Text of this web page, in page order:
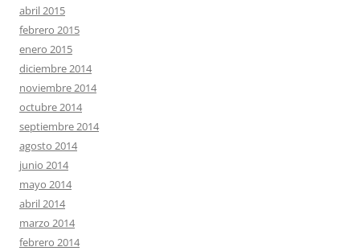
abril 2015
febrero 2015
enero 2015
diciembre 2014
noviembre 2014
octubre 2014
septiembre 2014
agosto 2014
junio 2014
mayo 2014
abril 2014
marzo 2014
febrero 2014